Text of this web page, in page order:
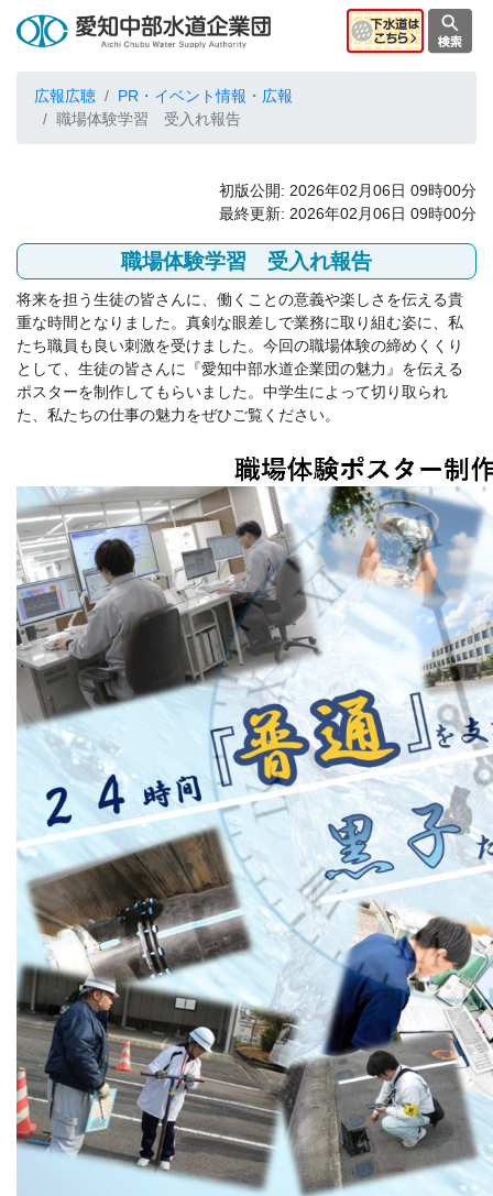
広報広聴
PR・イベント情報・広報
職場体験学習 受入れ報告
初版公開: 2026年02月06日 09時00分
最終更新: 2026年02月06日 09時00分
職場体験学習 受入れ報告
将来を担う生徒の皆さんに、働くことの意義や楽しさを伝える貴
重な時間となりました。真剣な眼差しで業務に取り組む姿に、私
たち職員も良い刺激を受けました。今回の職場体験の締めくくり
として、生徒の皆さんに『愛知中部水道企業団の魅力』を伝える
ポスターを制作してもらいました。中学生によって切り取られ
た、私たちの仕事の魅力をぜひご覧ください。